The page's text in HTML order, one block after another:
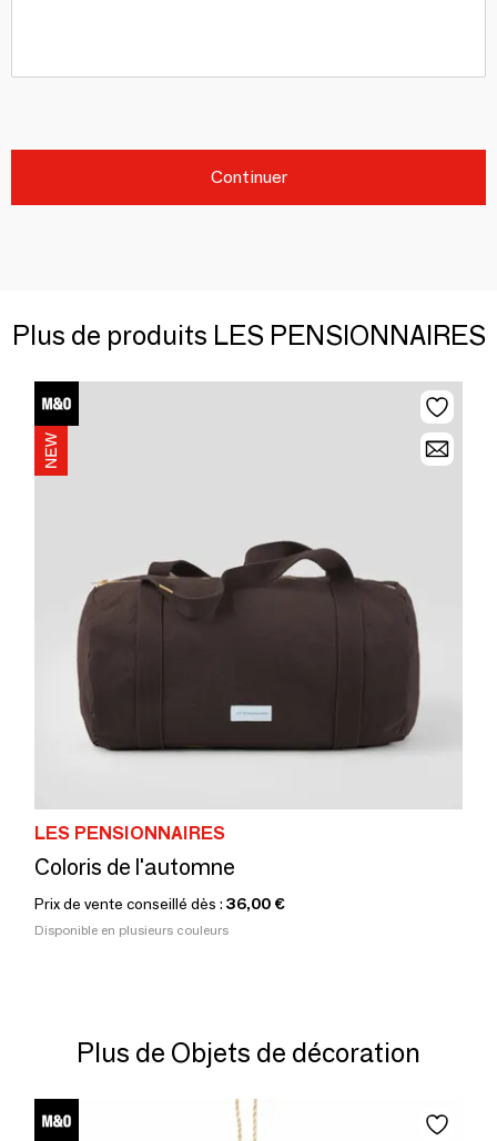
Continuer
Plus de produits LES PENSIONNAIRES
LES PENSIONNAIRES
Coloris de l'automne
Prix de vente conseillé dès : 36,00 €
Disponible en plusieurs couleurs
Plus de Objets de décoration